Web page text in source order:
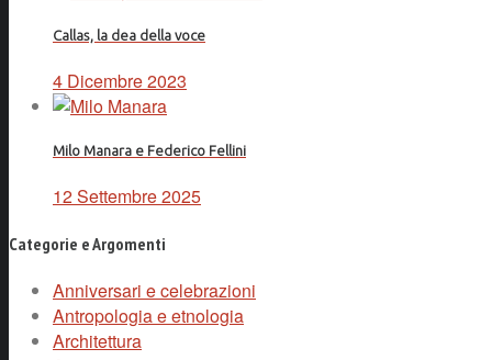
Callas, la dea della voce
4 Dicembre 2023
Milo Manara e Federico Fellini
12 Settembre 2025
Categorie e Argomenti
Anniversari e celebrazioni
Antropologia e etnologia
Architettura